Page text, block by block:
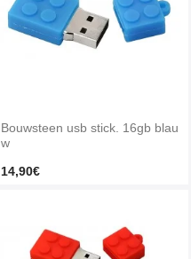
Bouwsteen usb stick. 16gb blau
w
14,90€